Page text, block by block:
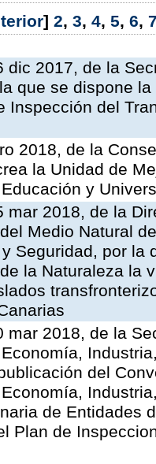
] 2, 3, 4, 5, 6,
dic 2017, de la
que se dispone
Inspección del
2018, de la
la Unidad de
y
mar 2018, de la
Medio Natural
Seguridad, por la
la Naturaleza la
mar 2018, de la
del
de Entidades
Plan de